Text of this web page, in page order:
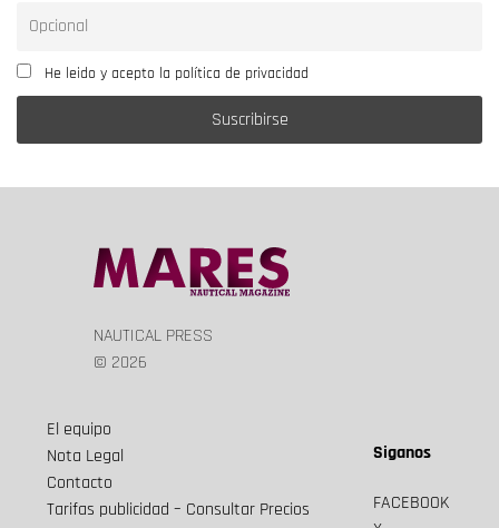
He leido y acepto la política de privacidad
NAUTICAL PRESS
© 2026
El equipo
Nota Legal
Contacto
Tarifas publicidad – Consultar Precios
Siganos
FACEBOOK